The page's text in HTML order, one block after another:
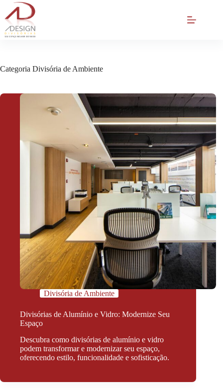
Pular
para
conteúdo
Categoria Divisória de Ambiente
Divisória de Ambiente
Divisórias de Alumínio e Vidro: Modernize Seu
Espaço
Descubra como divisórias de alumínio e vidro
podem transformar e modernizar seu espaço,
oferecendo estilo, funcionalidade e sofisticação.